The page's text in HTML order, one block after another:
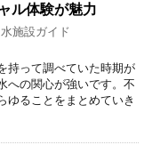
ル体験が魅力
施設ガイド
持って調べていた時期が
への関心が強いです。不
ゆることをまとめていき